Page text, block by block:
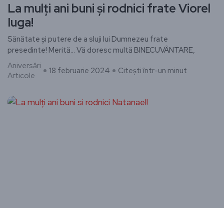
La mulți ani buni și rodnici frate Viorel
Iuga!
Sănătate și putere de a sluji lui Dumnezeu frate
presedinte! Merită… Vă doresc multă BINECUVÂNTARE,
Aniversări
Articole
18 februarie 2024 Citești într-un minut